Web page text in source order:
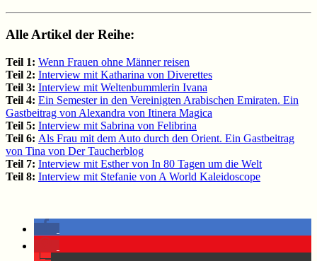
Alle Artikel der Reihe:
Teil 1: Wenn Frauen ohne Männer reisen
Teil 2: Interview mit Katharina von Diverettes
Teil 3: Interview mit Weltenbummlerin Ivana
Teil 4: Ein Semester in den Vereinigten Arabischen Emiraten. Ein
Gastbeitrag von Alexandra von Itinera Magica
Teil 5: Interview mit Sabrina von Felibrina
Teil 6: Als Frau mit dem Auto durch den Orient. Ein Gastbeitrag
von Tina von Der Taucherblog
Teil 7: Interview mit Esther von In 80 Tagen um die Welt
Teil 8: Interview mit Stefanie von A World Kaleidoscope